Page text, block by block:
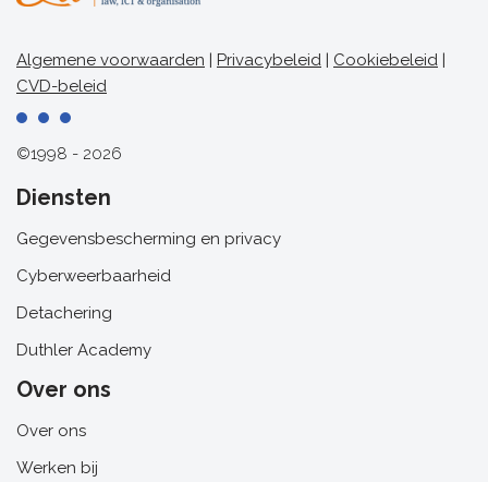
Algemene voorwaarden | Privacybeleid | Cookiebeleid |
CVD-beleid
©1998 - 2026
Diensten
Gegevensbescherming en privacy
Cyberweerbaarheid
Detachering
Duthler Academy
Over ons
Over ons
Werken bij